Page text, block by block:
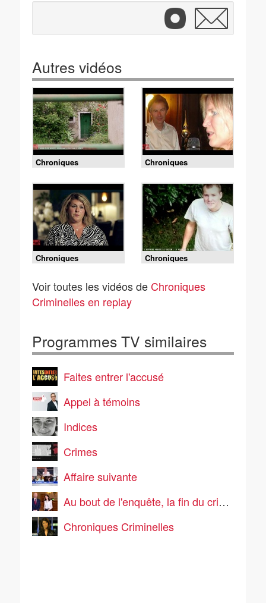
Autres vidéos
Chroniques
criminelles - Huis clos
mortel pour une
effroyable vérité
Chroniques
criminelles - Affaire
Josiane Desteuque :
Un squelette dans le
sac de couchage
Chroniques
criminelles - L'affaire
l'ile Rousse
Chroniques
criminelles - L'affaire
miraculée accuse
Voir toutes les vidéos de Chroniques
Criminelles en replay
Programmes TV similaires
Faites entrer l'accusé
Appel à témoins
Indices
Crimes
Affaire suivante
Au bout de l'enquête, la fin du crime parfait ?
Chroniques Criminelles